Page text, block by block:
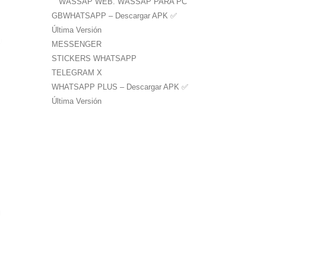
GBWHATSAPP – Descargar APK ✅️
Última Versión
MESSENGER
STICKERS WHATSAPP
TELEGRAM X
WHATSAPP PLUS – Descargar APK ✅️
Última Versión